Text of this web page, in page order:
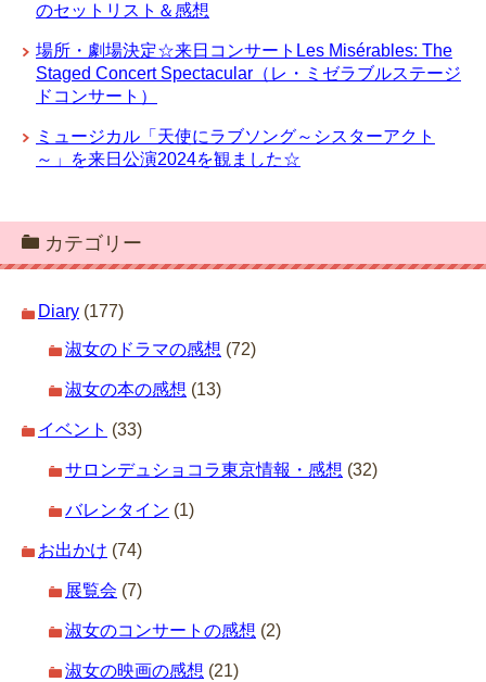
のセットリスト＆感想
場所・劇場決定☆来日コンサートLes Misérables: The
Staged Concert Spectacular（レ・ミゼラブルステージ
ドコンサート）
ミュージカル「天使にラブソング～シスターアクト
～」を来日公演2024を観ました☆
カテゴリー
Diary (177)
淑女のドラマの感想 (72)
淑女の本の感想 (13)
イベント (33)
サロンデュショコラ東京情報・感想 (32)
バレンタイン (1)
お出かけ (74)
展覧会 (7)
淑女のコンサートの感想 (2)
淑女の映画の感想 (21)